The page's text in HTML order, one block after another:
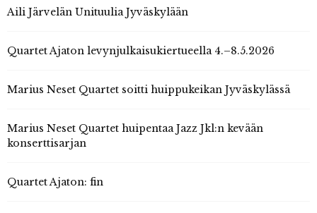
Aili Järvelän Unituulia Jyväskylään
Quartet Ajaton levynjulkaisukiertueella 4.–8.5.2026
Marius Neset Quartet soitti huippukeikan Jyväskylässä
Marius Neset Quartet huipentaa Jazz Jkl:n kevään
konserttisarjan
Quartet Ajaton: fin